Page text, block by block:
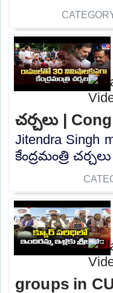
చర్చలు |
Jitendra
కేంద్రమంత్రి
groups in